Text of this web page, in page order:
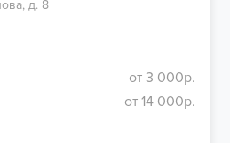
д. 8
от 3 000р.
от 14 000р.